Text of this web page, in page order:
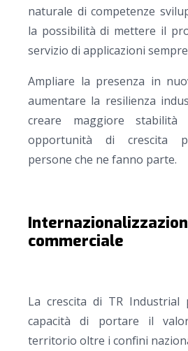
naturale di competenze
la possibilità di mettere il
servizio di applicazioni
Ampliare la presenza in
aumentare la resilienza
creare maggiore
opportunità di crescita
persone che ne fanno parte.
commerciale
La crescita di TR Industrial
capacità di portare il
territorio oltre i confini